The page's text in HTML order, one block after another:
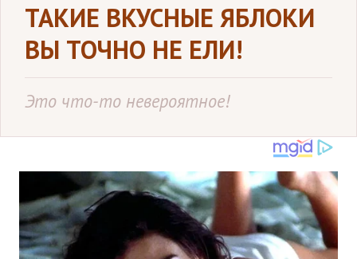
ТАКИЕ ВКУСНЫЕ ЯБЛОКИ
ВЫ ТОЧНО НЕ ЕЛИ!
Это что-то невероятное!